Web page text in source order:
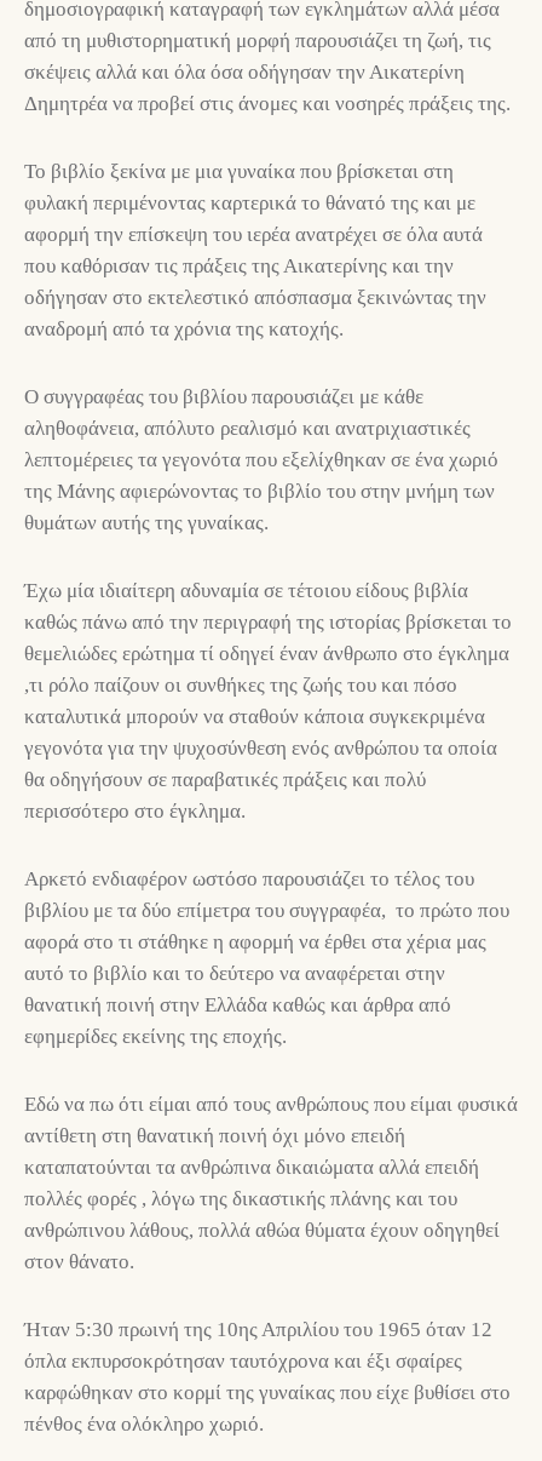
δημοσιογραφική καταγραφή των εγκλημάτων αλλά μέσα
από τη μυθιστορηματική μορφή παρουσιάζει τη ζωή, τις
σκέψεις αλλά και όλα όσα οδήγησαν την Αικατερίνη
Δημητρέα να προβεί στις άνομες και νοσηρές πράξεις της.
Το βιβλίο ξεκίνα με μια γυναίκα που βρίσκεται στη
φυλακή περιμένοντας καρτερικά το θάνατό της και με
αφορμή την επίσκεψη του ιερέα ανατρέχει σε όλα αυτά
που καθόρισαν τις πράξεις της Αικατερίνης και την
οδήγησαν στο εκτελεστικό απόσπασμα ξεκινώντας την
αναδρομή από τα χρόνια της κατοχής.
Ο συγγραφέας του βιβλίου παρουσιάζει με κάθε
αληθοφάνεια, απόλυτο ρεαλισμό και ανατριχιαστικές
λεπτομέρειες τα γεγονότα που εξελίχθηκαν σε ένα χωριό
της Μάνης αφιερώνοντας το βιβλίο του στην μνήμη των
θυμάτων αυτής της γυναίκας.
Έχω μία ιδιαίτερη αδυναμία σε τέτοιου είδους βιβλία
καθώς πάνω από την περιγραφή της ιστορίας βρίσκεται το
θεμελιώδες ερώτημα τί οδηγεί έναν άνθρωπο στο έγκλημα
,τι ρόλο παίζουν οι συνθήκες της ζωής του και πόσο
καταλυτικά μπορούν να σταθούν κάποια συγκεκριμένα
γεγονότα για την ψυχοσύνθεση ενός ανθρώπου τα οποία
θα οδηγήσουν σε παραβατικές πράξεις και πολύ
περισσότερο στο έγκλημα.
Αρκετό ενδιαφέρον ωστόσο παρουσιάζει το τέλος του
βιβλίου με τα δύο επίμετρα του συγγραφέα, το πρώτο που
αφορά στο τι στάθηκε η αφορμή να έρθει στα χέρια μας
αυτό το βιβλίο και το δεύτερο να αναφέρεται στην
θανατική ποινή στην Ελλάδα καθώς και άρθρα από
εφημερίδες εκείνης της εποχής.
Εδώ να πω ότι είμαι από τους ανθρώπους που είμαι φυσικά
αντίθετη στη θανατική ποινή όχι μόνο επειδή
καταπατούνται τα ανθρώπινα δικαιώματα αλλά επειδή
πολλές φορές , λόγω της δικαστικής πλάνης και του
ανθρώπινου λάθους, πολλά αθώα θύματα έχουν οδηγηθεί
στον θάνατο.
Ήταν 5:30 πρωινή της 10ης Απριλίου του 1965 όταν 12
όπλα εκπυρσοκρότησαν ταυτόχρονα και έξι σφαίρες
καρφώθηκαν στο κορμί της γυναίκας που είχε βυθίσει στο
πένθος ένα ολόκληρο χωριό.